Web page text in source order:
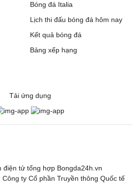
Bóng đá Italia
Lịch thi đấu bóng đá hôm nay
Kết quả bóng đá
Bảng xếp hạng
Tải ứng dụng
điện tử tổng hợp Bongda24h.vn
Công ty Cổ phần Truyền thông Quốc tế